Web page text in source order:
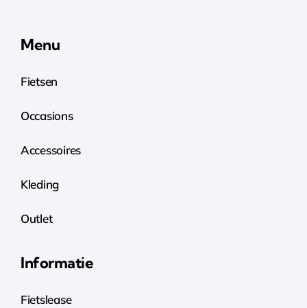
Menu
Fietsen
Occasions
Accessoires
Kleding
Outlet
Informatie
Fietslease